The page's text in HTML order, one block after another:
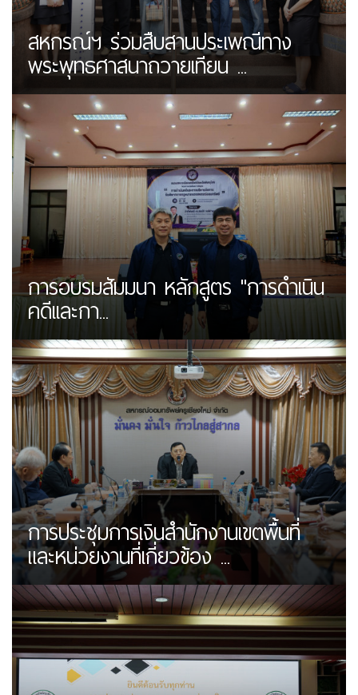
สหกรณ์ฯ ร่วมสืบสานประเพณีทาง
พระพุทธศาสนาถวายเทียน ...
การอบรมสัมมนา หลักสูตร "การดำเนิน
คดีเเละกา...
การประชุมการเงินสำนักงานเขตพื้นที่
และหน่วยงานที่เกี่ยวข้อง ...